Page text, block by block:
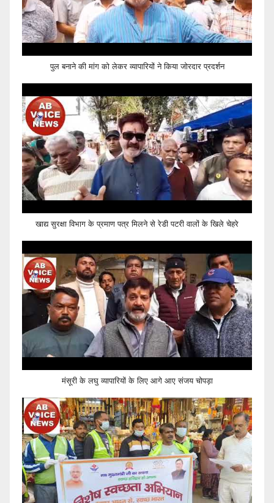
पुल बनाने की मांग को लेकर व्यापारियों ने किया जोरदार प्रदर्शन
खाद्य सुरक्षा विभाग के प्रमाण पत्र मिलने से रेडी पटरी वालों के खिले चेहरे
मंसूरी के लघु व्यापारियों के लिए आगे आए संजय चोपड़ा